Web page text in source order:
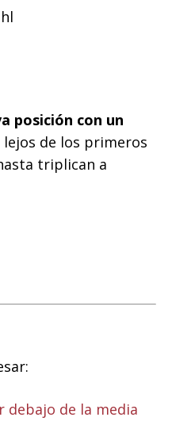
posición con un
lejos de los primeros
triplican a
debajo de la media